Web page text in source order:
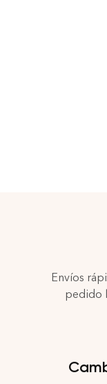
Envíos
pedido